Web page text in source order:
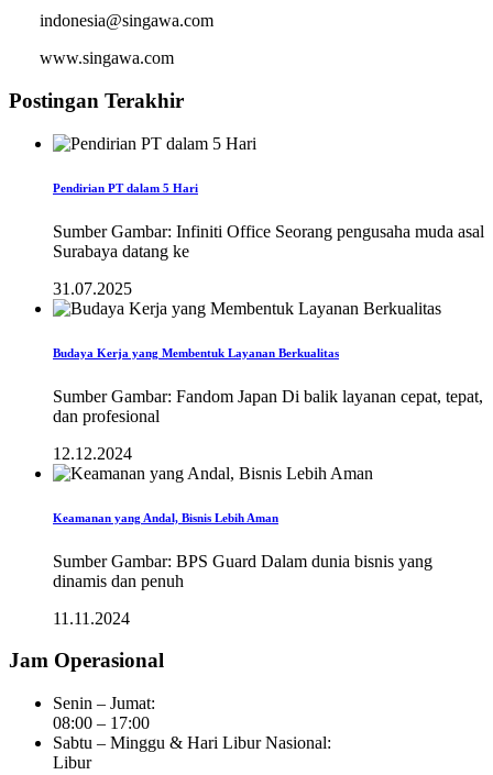
indonesia@singawa.com
www.singawa.com
Postingan Terakhir
Pendirian PT dalam 5 Hari
Sumber Gambar: Infiniti Office Seorang pengusaha muda asal
Surabaya datang ke
31.07.2025
Budaya Kerja yang Membentuk Layanan Berkualitas
Sumber Gambar: Fandom Japan Di balik layanan cepat, tepat,
dan profesional
12.12.2024
Keamanan yang Andal, Bisnis Lebih Aman
Sumber Gambar: BPS Guard Dalam dunia bisnis yang
dinamis dan penuh
11.11.2024
Jam Operasional
Senin – Jumat:
08:00 – 17:00
Sabtu – Minggu & Hari Libur Nasional:
Libur